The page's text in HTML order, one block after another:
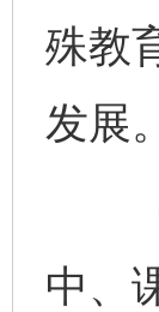
殊教
发展。
（
中、